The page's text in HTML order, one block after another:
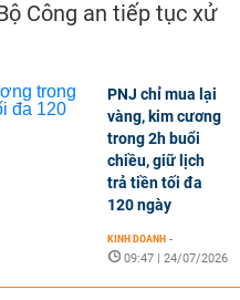
Công an tiếp tục xử
PNJ chỉ mua lại
vàng, kim cương
trong 2h buổi
chiều, giữ lịch
trả tiền tối đa
120 ngày
KINH DOANH -
09:47 | 24/07/2026